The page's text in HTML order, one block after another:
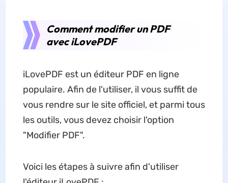
Comment modifier un PDF
avec iLovePDF
iLovePDF est un éditeur PDF en ligne
populaire. Afin de l'utiliser, il vous suffit de
vous rendre sur le site officiel, et parmi tous
les outils, vous devez choisir l'option
"Modifier PDF".
Voici les étapes à suivre afin d'utiliser